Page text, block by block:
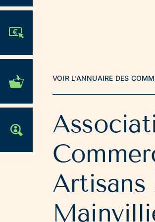
MES DÉMARCHES
OFFRES D'EMPLOI
VOIR L’ANNUAIRE DES